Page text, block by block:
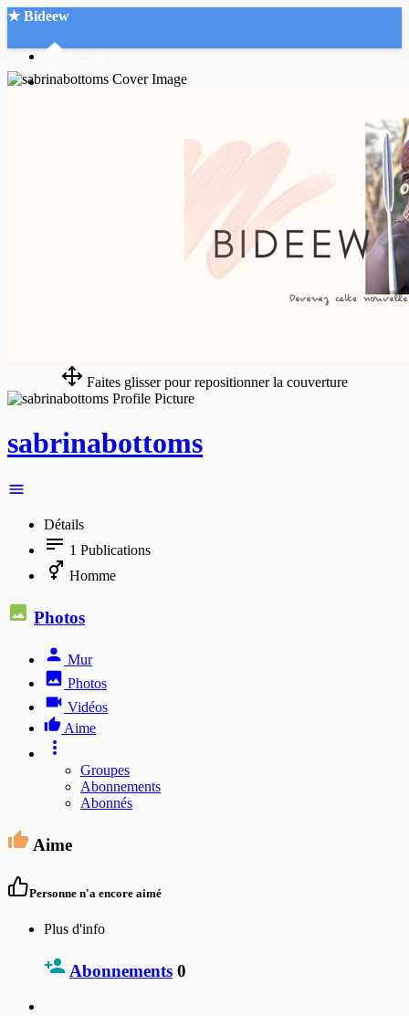
★ Bideew
Faites glisser pour repositionner la couverture
sabrinabottoms
Détails
1 Publications
Homme
Photos
Mur
Photos
Vidéos
Aime
Groupes
Abonnements
Abonnés
Aime
Personne n'a encore aimé
Plus d'info
Abonnements 0